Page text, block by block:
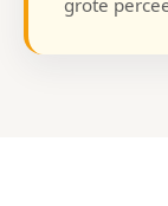
grote